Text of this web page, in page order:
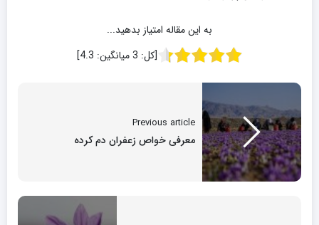
به این مقاله امتیاز بدهید...
[کل: 3میانگین: 4.3
]
Previous article
معرفی خواص زعفران دم کرده